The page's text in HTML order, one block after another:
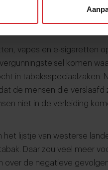
vapes en e-sigaretten
geneigd zijn het
vapes en e-sigaretten
komen
in tabaksspeciaalzaken.
de mensen die verslaafd
niet in de verleiding
het lijstje van westerse
Daar zou veel meer
over de negatieve